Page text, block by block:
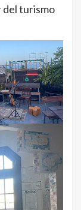
del turismo